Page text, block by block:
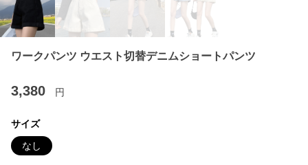
ワークパンツ ウエスト切替デニムショートパンツ
3,380 円
サイズ
なし